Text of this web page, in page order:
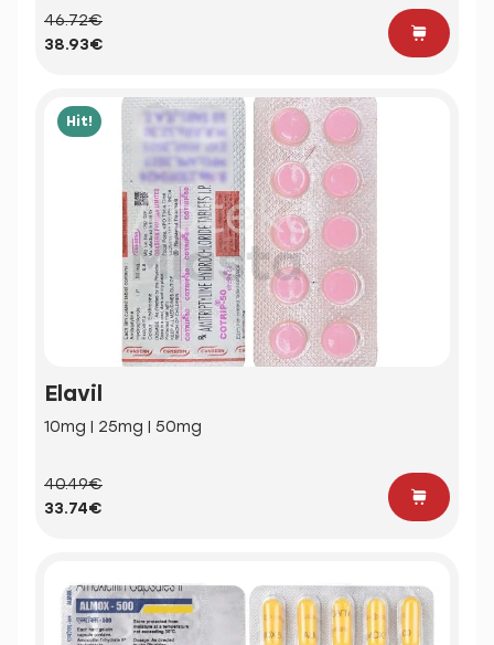
46.72€
38.93€
Hit!
Elavil
10mg | 25mg | 50mg
40.49€
33.74€